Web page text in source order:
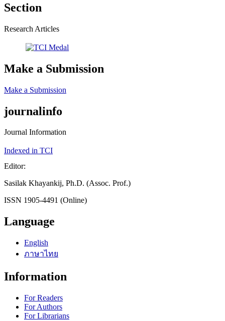
Section
Research Articles
Make a Submission
Make a Submission
journalinfo
Journal Information
Indexed in TCI
Editor:
Sasilak Khayankij, Ph.D. (Assoc. Prof.)
ISSN 1905-4491 (Online)
Language
English
ภาษาไทย
Information
For Readers
For Authors
For Librarians